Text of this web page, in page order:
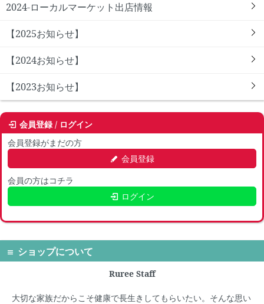
2024-ローカルマーケット出店情報
【2025お知らせ】
【2024お知らせ】
【2023お知らせ】
会員登録 / ログイン
会員登録がまだの方
会員登録
会員の方はコチラ
ログイン
ショップについて
Ruree Staff
大切な家族だからこそ健康で長生きしてもらいたい。そんな思い